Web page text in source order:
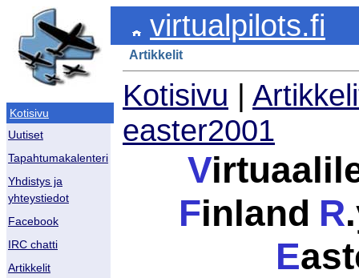
Kotisivu
Uutiset
Tapahtumakalenteri
Yhdistys ja
yhteystiedot
Facebook
IRC chatti
Artikkelit
virtualpilots.fi
Artikkelit
Kotisivu |
easter2001
V
Finland R
E